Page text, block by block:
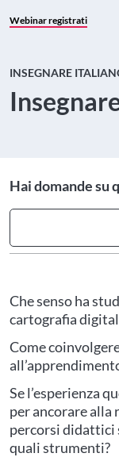
Webinar registrati
INSEGNARE
Hai domande su
Che senso ha
cartografia
Come
Se l’esperienza
per ancorare alla
percorsi didattici
quali strumenti?